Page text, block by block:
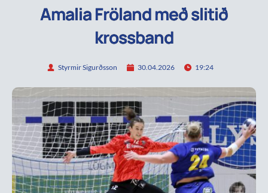
Amalia Fröland með slitið
krossband
Styrmir Sigurðsson 30.04.2026 19:24